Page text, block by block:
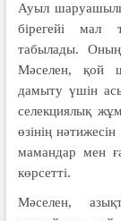
Ауыл
бірегейі
табылады. Оның
Мәселен, қой
дамыту үшін
селекциялық
өзінің
мамандар мен
көрсетті.
Мәселен,